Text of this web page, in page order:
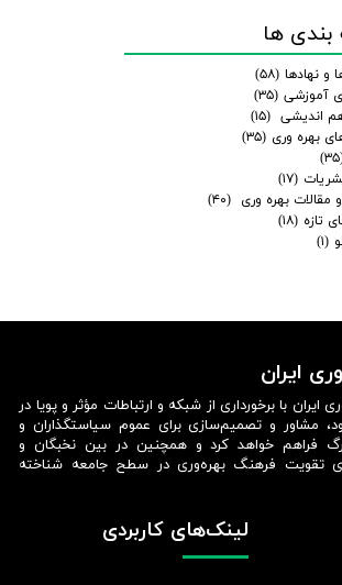
ها
و نهادها (۵۸)
آموزشی (۳۵)
اندیشی (۱۵)
بهره وری (۳۵)
(۱۷)
مقالات بهره وری
(۴۰)
تازه (۱۸)
(۱)
ایران
لینک‌های کاربردی
ایران با برخورداری از شبکه و ارتباطات مؤثر و پویا در
مشاور و تصمیم‌سازی برای عموم سیاستگذاران و
فراهم خواهد کرد و همچنین در بین نخبگان و
تقویت فرهنگ بهره‌وری در سطح جامعه شناخته